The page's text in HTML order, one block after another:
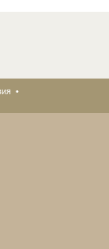
•